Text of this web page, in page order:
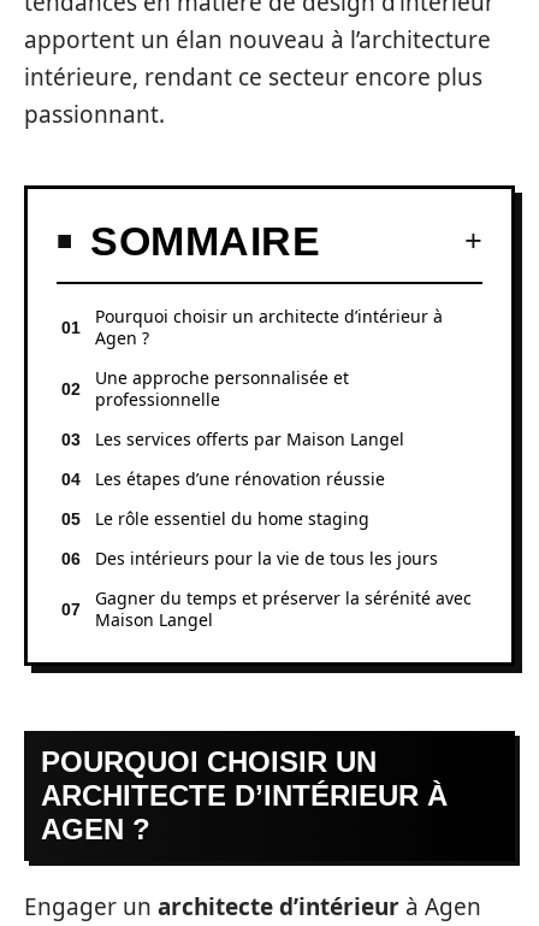
apportent un élan nouveau à l’architecture
intérieure, rendant ce secteur encore plus
passionnant.
SOMMAIRE
Pourquoi choisir un architecte d’intérieur à
Agen ?
Une approche personnalisée et
professionnelle
Les services offerts par Maison Langel
Les étapes d’une rénovation réussie
Le rôle essentiel du home staging
Des intérieurs pour la vie de tous les jours
Gagner du temps et préserver la sérénité avec
Maison Langel
POURQUOI CHOISIR UN
ARCHITECTE D’INTÉRIEUR À
AGEN ?
Engager un architecte d’intérieur à Agen